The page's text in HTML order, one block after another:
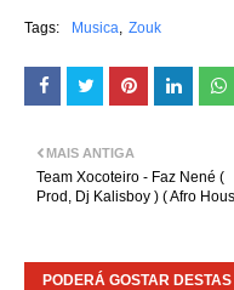
Tags: Musica Zouk
MAIS ANTIGA
Team Xocoteiro - Faz Nené (
Prod, Dj Kalisboy ) ( Afro
PODERÁ GOSTAR